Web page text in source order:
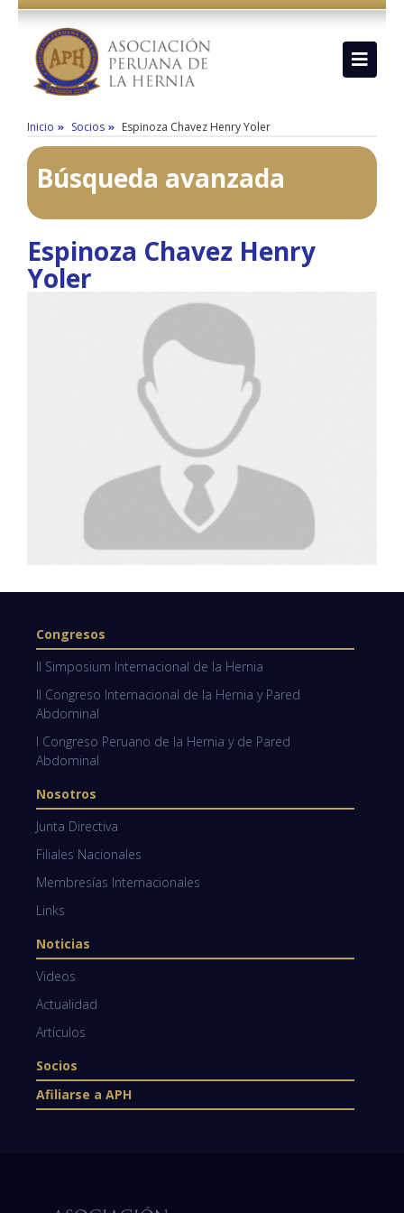
Inicio Socios Espinoza Chavez Henry Yoler
Búsqueda avanzada
Espinoza Chavez Henry
Yoler
Congresos
II Simposium Internacional de la Hernia
II Congreso Internacional de la Hernia y Pared
Abdominal
I Congreso Peruano de la Hernia y de Pared
Abdominal
Nosotros
Junta Directiva
Filiales Nacionales
Membresías Internacionales
Links
Noticias
Videos
Actualidad
Artículos
Socios
Afiliarse a APH